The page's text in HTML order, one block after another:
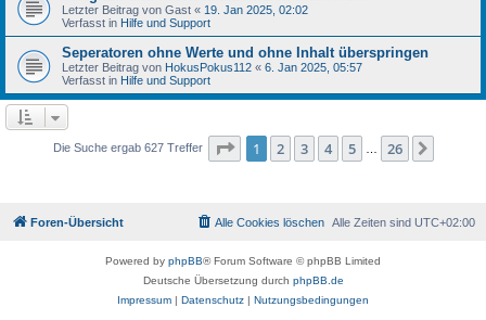
Letzter Beitrag von Gast « 19. Jan 2025, 02:02
Verfasst in Hilfe und Support
Seperatoren ohne Werte und ohne Inhalt überspringen
Letzter Beitrag von HokusPokus112 « 6. Jan 2025, 05:57
Verfasst in Hilfe und Support
Die Suche ergab 627 Treffer Seite 1von 26
1 2 3 4 5 26
Foren-Übersicht Alle Zeiten sind UTC+02:00
Alle Cookies löschen
Powered by phpBB® Forum Software © phpBB Limited
Deutsche Übersetzung durch phpBB.de
Impressum | Datenschutz | Nutzungsbedingungen